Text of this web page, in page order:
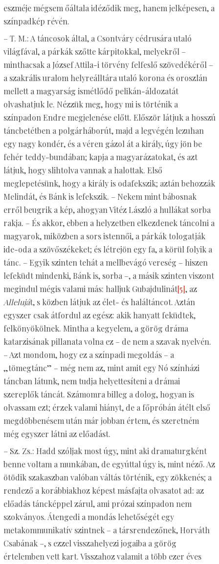
eszméje mégsem őáltala idéződik meg, hanem jelképesen, a
színpadkép révén.
– T. M.: A táncosok által, a Csontváry cédrusára utaló
világfával, a párkák szőtte kárpitokkal, melyekről –
minthacsak a József Attila-i törvény felfeslő szövedékéről –
a szakrális uralom helyreálltára utaló korona és oroszlán
mellett a magyarság ismétlődő pelikán-áldozatát
olvashatjuk le. Nézzük meg, hogy mi is történik a
színpadon Endre megjelenése előtt. Először látjuk a hosszú
táncbetétben a polgárháborút, majd a legvégén lezuhan
egy nagy kondér, és a véren gázol át a király, úgy jön be
fehér teddy-bundában; kapja a magyarázatokat, és azt
látjuk, hogy slihtolva vannak a halottak. Első
meglepetésünk, hogy a király is odafekszik; aztán behozzák
Melindát, és Bánk is lefekszik. – Nekem mint bábosnak
erről beugrik a kép, ahogyan Vitéz László a hullákat sorba
rakja. – És akkor, ebben a helyzetben elkezdenek táncolni a
magyarok, miközben a sors istennői, a párkák tologatják
ide-oda a szövőszékeket; és létrejön egy fa, a körül folyik a
tánc. – Egyik szinten tehát a mellbevágó vereség – hiszen
lefeküdt mindenki, Bánk is, sorba –, a másik szinten viszont
megindul mégis valami más: halljuk Gubajdulinát[5], az
Alleluját, s közben látjuk az élet- és haláltáncot. Aztán
egyszer csak átfordul az egész: akik hanyatt feküdtek,
felkönyökölnek. Mintha a kegyelem, a görög dráma
katarzisának pillanata volna ez – de nem a szavak nyelvén.
– Azt mondom, hogy ez a színpadi megoldás – a
„tömegtánc” – még nem az, mint amit egy Nó színházi
táncban látunk, nem tudja helyettesíteni a drámai
szereplők táncát. Számomra billeg a dolog, hogyan is
olvassam ezt; érzek valami hiányt, de a főpróbán átélt első
megdöbbenésem után már jobban értem, és szeretném
még egyszer látni az előadást.
– Sz. Zs.: Hadd szóljak most úgy, mint aki dramaturgként
benne voltam a munkában, de egyúttal úgy is, mint néző. Az
ötödik szakaszban valóban váltás történik, egy zökkenés; a
rendező a korábbiakhoz képest másfajta olvasatot ad: az
előadás táncképpel zárul, ami prózai színpadon nem
szokványos. Átengedi a mondás lehetőségét egy
metakommunikatív szintnek – a társrendezőnek, Horváth
Csabának –, s ezzel visszahelyezi jogaiba a görög
értelemben vett kart. Visszahoz valamit a több ezer éves